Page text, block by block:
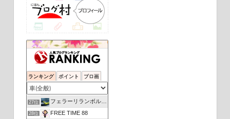
ランキング ポイント ブロ画
23位 黄輪雑貨本店 新館
25位 マスター代行運転 ますたーの徒然日記
26位 我が人生に悔いなし
27位 フェラーリランボルギーニニュース
28位 FREE TIME 88